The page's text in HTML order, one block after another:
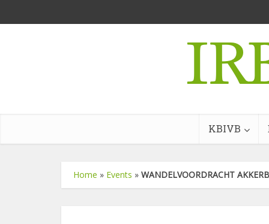
KBIVB
Home » Events » WANDELVOORDRACHT